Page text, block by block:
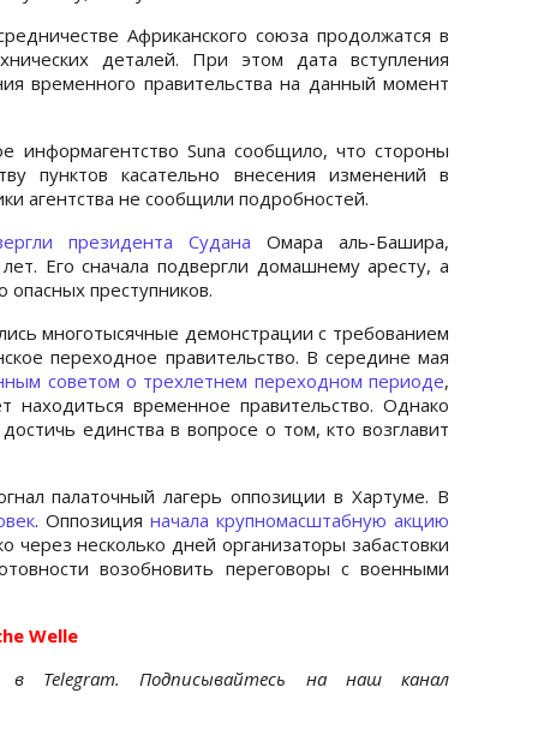
Африканского союза продолжатся в
деталей. При этом дата вступления
временного правительства на данный момент
информагентство Suna сообщило, что стороны
пунктов касательно внесения изменений в
агентства не сообщили подробностей.
президента Судана Омара аль-Башира,
Его сначала подвергли домашнему аресту, а
преступников.
многотысячные демонстрации с требованием
переходное правительство. В середине мая
советом о трехлетнем переходном периоде,
находиться временное правительство. Однако
единства в вопросе о том, кто возглавит
палаточный лагерь оппозиции в Хартуме. В
. Оппозиция начала крупномасштабную акцию
через несколько дней организаторы забастовки
возобновить переговоры с военными
Welle
в Telegram. Подписывайтесь на наш канал